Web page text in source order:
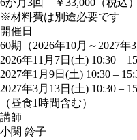
※材料費は別途必要です
開催日
60期（2026年10月～2027年3
2026年11月7日(土) 10:30 –
2027年1月9日(土) 10:30 –
2027年3月13日(土) 10:30 –
（昼食1時間含む）
講師
小関 鈴子